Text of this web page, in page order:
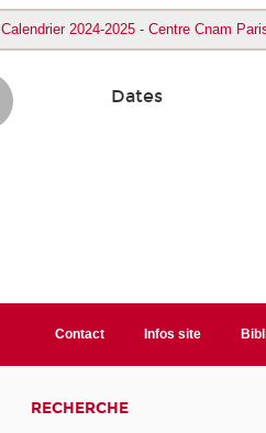
Calendrier 2024-2025 - Centre Cnam
Dates
Contact Infos site
RECHERCHE